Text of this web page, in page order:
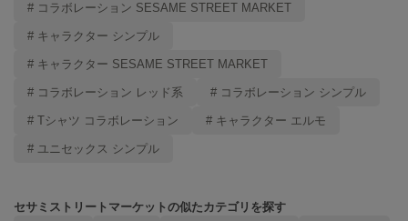
miies miim
Mila Owen
MOIGE
モワージュ
# コラボレーション SESAME STREET MARKET
# キャラクター シンプル
# キャラクター SESAME STREET MARKET
# コラボレーション レッド系 # コラボレーション シンプル
# Tシャツ コラボレーション # キャラクター エルモ
# ユニセックス シンプル
セサミストリートマーケットの似たカテゴリを探す